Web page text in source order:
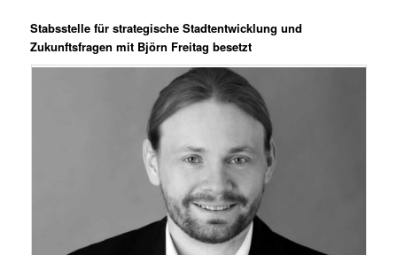
Stabsstelle für strategische Stadtentwicklung und
Zukunftsfragen mit Björn Freitag besetzt